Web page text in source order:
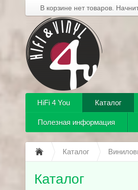
В корзине нет товаров.
HiFi 4 You Каталог
Полезная информация
Каталог
Каталог